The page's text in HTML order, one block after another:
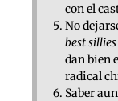
con el
No
best sillies
dan bien
radical
Saber